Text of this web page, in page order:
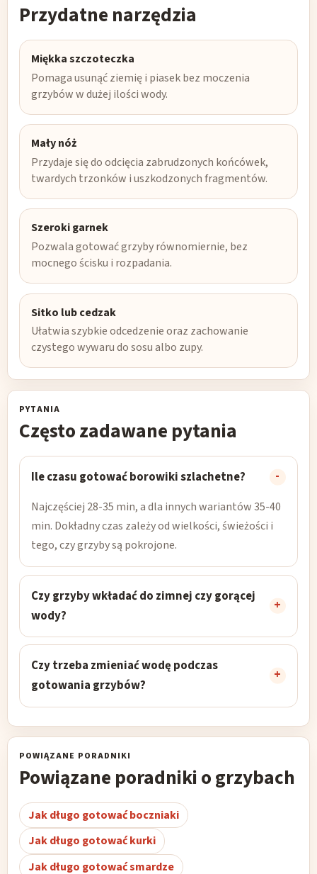
Przydatne narzędzia
Miękka szczoteczka
Pomaga usunąć ziemię i piasek bez moczenia
grzybów w dużej ilości wody.
Mały nóż
Przydaje się do odcięcia zabrudzonych końcówek,
twardych trzonków i uszkodzonych fragmentów.
Szeroki garnek
Pozwala gotować grzyby równomiernie, bez
mocnego ścisku i rozpadania.
Sitko lub cedzak
Ułatwia szybkie odcedzenie oraz zachowanie
czystego wywaru do sosu albo zupy.
PYTANIA
Często zadawane pytania
Ile czasu gotować borowiki szlachetne?
Najczęściej 28-35 min, a dla innych wariantów 35-40
min. Dokładny czas zależy od wielkości, świeżości i
tego, czy grzyby są pokrojone.
Czy grzyby wkładać do zimnej czy gorącej
wody?
Czy trzeba zmieniać wodę podczas
gotowania grzybów?
POWIĄZANE PORADNIKI
Powiązane poradniki o grzybach
Jak długo gotować boczniaki
Jak długo gotować kurki
Jak długo gotować smardze